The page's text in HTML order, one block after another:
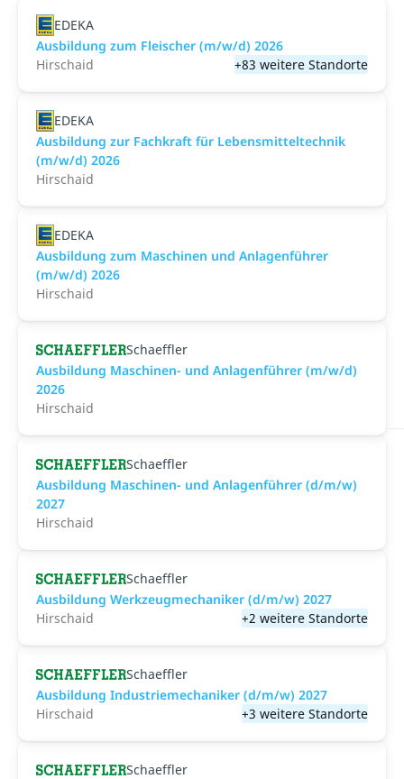
EDEKA
Ausbildung zum Fleischer (m/w/d) 2026
Hirschaid
+83 weitere Standorte
EDEKA
Ausbildung zur Fachkraft für Lebensmitteltechnik
(m/w/d) 2026
Hirschaid
EDEKA
Ausbildung zum Maschinen und Anlagenführer
(m/w/d) 2026
Hirschaid
Schaeffler
Ausbildung Maschinen- und Anlagenführer (m/w/d)
2026
Hirschaid
Schaeffler
Ausbildung Maschinen- und Anlagenführer (d/m/w)
2027
Hirschaid
Schaeffler
Ausbildung Werkzeugmechaniker (d/m/w) 2027
Hirschaid
+2 weitere Standorte
Schaeffler
Ausbildung Industriemechaniker (d/m/w) 2027
Hirschaid
+3 weitere Standorte
Schaeffler